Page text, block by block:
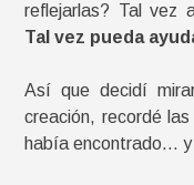
reflejarlas? Tal vez
Tal vez pueda
Así que decidí
creación, recordé
había encontrado… y